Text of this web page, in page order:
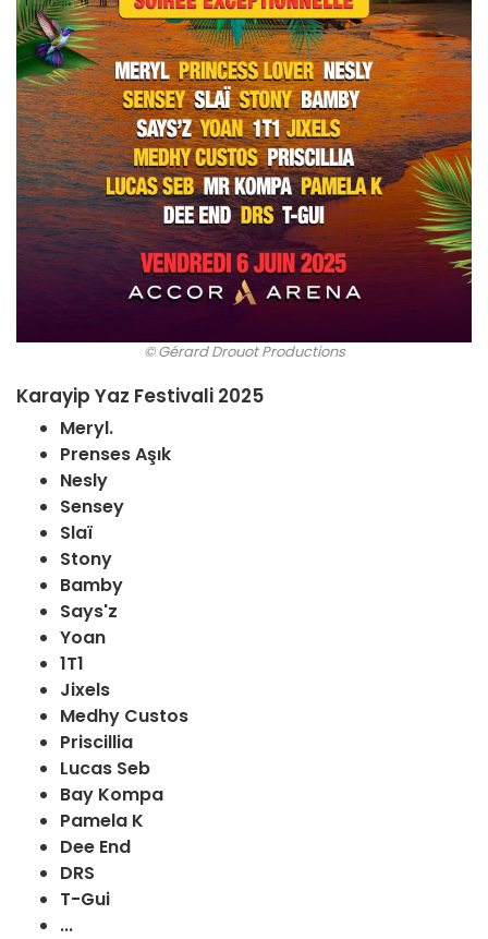
© Gérard Drouot Productions
Karayip Yaz Festivali 2025
Meryl.
Prenses Aşık
Nesly
Sensey
Slaï
Stony
Bamby
Says'z
Yoan
1T1
Jixels
Medhy Custos
Priscillia
Lucas Seb
Bay Kompa
Pamela K
Dee End
DRS
T-Gui
...